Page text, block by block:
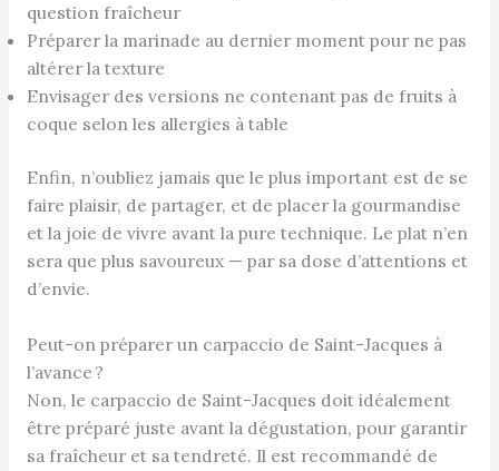
question fraîcheur
Préparer la marinade au dernier moment pour ne pas
altérer la texture
Envisager des versions ne contenant pas de fruits à
coque selon les allergies à table
Enfin, n’oubliez jamais que le plus important est de se
faire plaisir, de partager, et de placer la gourmandise
et la joie de vivre avant la pure technique. Le plat n’en
sera que plus savoureux — par sa dose d’attentions et
d’envie.
Peut-on préparer un carpaccio de Saint-Jacques à
l’avance ?
Non, le carpaccio de Saint-Jacques doit idéalement
être préparé juste avant la dégustation, pour garantir
sa fraîcheur et sa tendreté. Il est recommandé de